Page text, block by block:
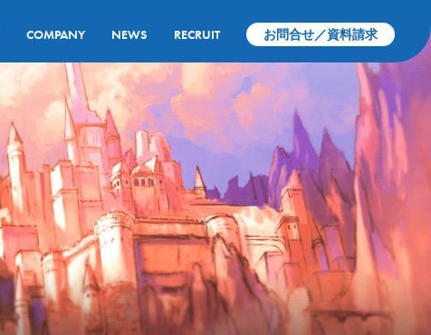
COMPANY NEWS RECRUIT お問合せ／資料請求